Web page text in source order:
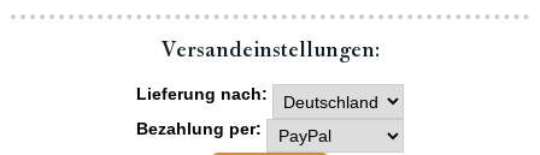
Versand­einstellungen:
Lieferung nach:
Bezahlung per: